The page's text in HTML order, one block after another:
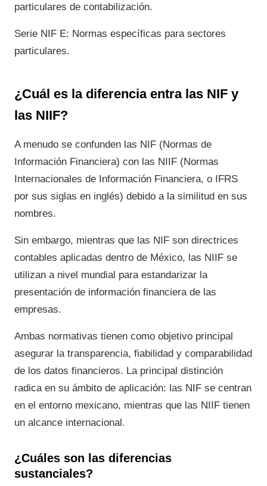
particulares de contabilización.
Serie NIF E: Normas específicas para sectores
particulares.
¿Cuál es la diferencia entra las NIF y
las NIIF?
A menudo se confunden las NIF (Normas de
Información Financiera) con las NIIF (Normas
Internacionales de Información Financiera, o IFRS
por sus siglas en inglés) debido a la similitud en sus
nombres.
Sin embargo, mientras que las NIF son directrices
contables aplicadas dentro de México, las NIIF se
utilizan a nivel mundial para estandarizar la
presentación de información financiera de las
empresas.
Ambas normativas tienen como objetivo principal
asegurar la transparencia, fiabilidad y comparabilidad
de los datos financieros. La principal distinción
radica en su ámbito de aplicación: las NIF se centran
en el entorno mexicano, mientras que las NIIF tienen
un alcance internacional.
¿Cuáles son las diferencias
sustanciales?